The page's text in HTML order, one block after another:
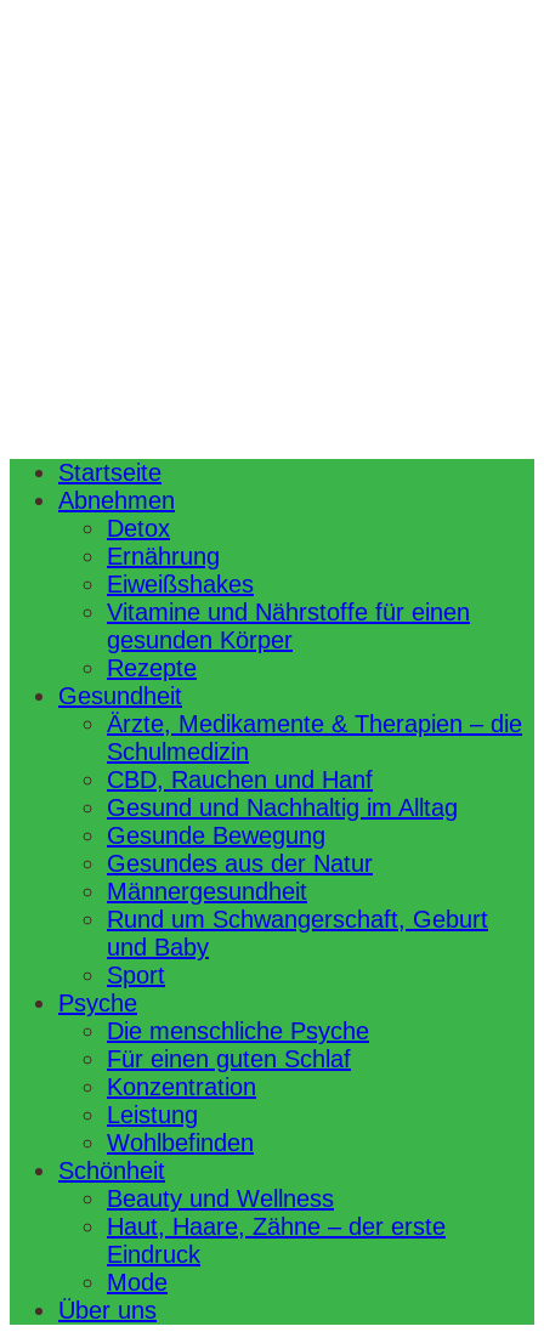
Startseite
Abnehmen
Detox
Ernährung
Eiweißshakes
Vitamine und Nährstoffe für einen
gesunden Körper
Rezepte
Gesundheit
Ärzte, Medikamente & Therapien – die
Schulmedizin
CBD, Rauchen und Hanf
Gesund und Nachhaltig im Alltag
Gesunde Bewegung
Gesundes aus der Natur
Männergesundheit
Rund um Schwangerschaft, Geburt
und Baby
Sport
Psyche
Die menschliche Psyche
Für einen guten Schlaf
Konzentration
Leistung
Wohlbefinden
Schönheit
Beauty und Wellness
Haut, Haare, Zähne – der erste
Eindruck
Mode
Über uns